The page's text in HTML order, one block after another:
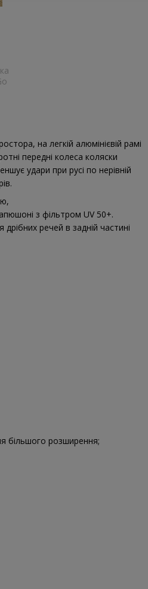
на легкій алюмінієвій рамі
передні колеса коляски
удари при русі по нерівній
з фільтром UV 50+.
речей в задній частині
більшого розширення;